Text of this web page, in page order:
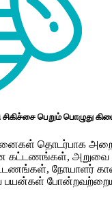
பெறும் பொழுது
தொடர்பாக
கட்டணங்கள், அறுவை
நோயாளர்
பயன்கள்